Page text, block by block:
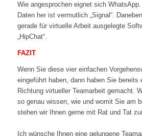
Wie angesprochen eignet sich
Daten her ist vermutlich „Signal“.
gerade für virtuelle Arbeit ausgelegte
„HipChat“.
FAZIT
Wenn Sie diese vier einfachen
eingeführt haben, dann haben Sie bereits
Richtung virtueller Teamarbeit gemacht.
so genau wissen, wie und womit Sie am
stehen wir Ihnen gerne mit Rat und Tat
Ich wünsche Ihnen eine gelungene